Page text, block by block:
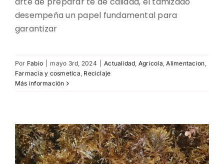
desempeña un papel fundamental para
garantizar
Por Fabio mayo 3rd, 2024 Actualidad, Agricola,Alimentacion,
Farmacia y cosmetica, Reciclaje
Más información